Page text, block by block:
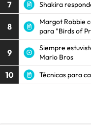
7 Shakira
8
Margot Robbie
para "Birds of
9
Siempre
Mario Bros
10 Técnicas para